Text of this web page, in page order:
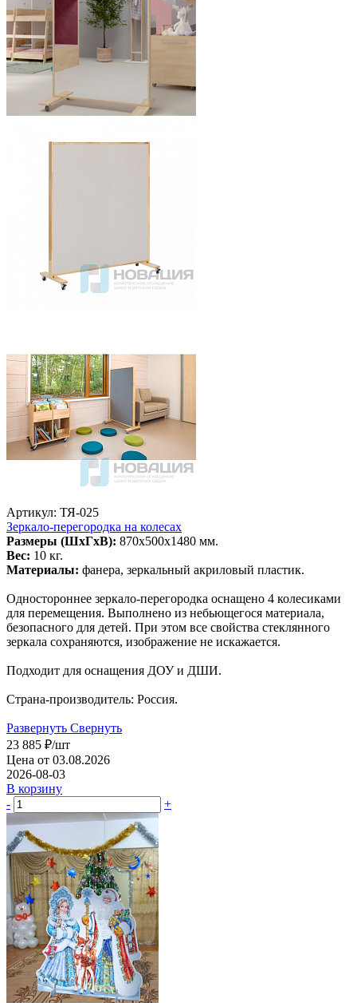
Артикул: ТЯ-025
Зеркало-перегородка на колесах
Размеры (ШхГхВ): 870х500х1480 мм.
Вес: 10 кг.
Материалы: фанера, зеркальный акриловый пластик.
Одностороннее зеркало-перегородка оснащено 4 колесиками
для перемещения. Выполнено из небьющегося материала,
безопасного для детей. При этом все свойства стеклянного
зеркала сохраняются, изображение не искажается.
Подходит для оснащения ДОУ и ДШИ.
Страна-производитель: Россия.
Развернуть Свернуть
23 885 ₽/шт
Цена от 03.08.2026
2026-08-03
В корзину
-
+